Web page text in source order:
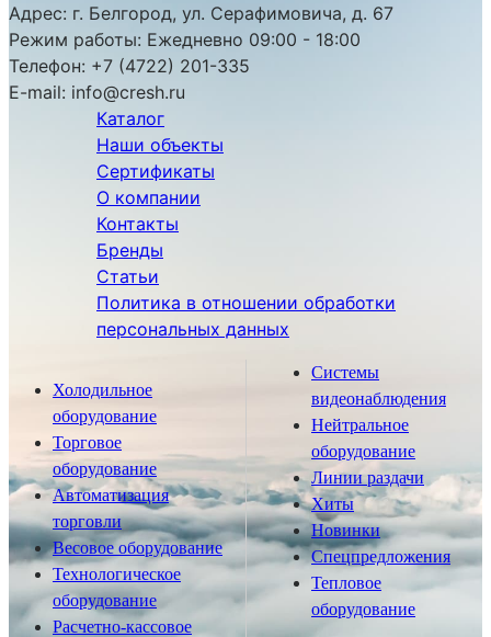
Адрес: г. Белгород, ул. Серафимовича, д. 67
Режим работы: Ежедневно 09:00 - 18:00
Телефон: +7 (4722) 201-335
E-mail: info@cresh.ru
Каталог
Наши объекты
Сертификаты
О компании
Контакты
Бренды
Статьи
Политика в отношении обработки
персональных данных
Холодильное
оборудование
Торговое
оборудование
Автоматизация
торговли
Весовое оборудование
Технологическое
оборудование
Расчетно-кассовое
Системы
видеонаблюдения
Нейтральное
оборудование
Линии раздачи
Хиты
Новинки
Спецпредложения
Тепловое
оборудование